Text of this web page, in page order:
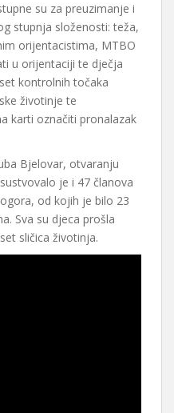
su za preuzimanje i
stupnja složenosti: teža,
orijentacistima, MTBO
u orijentaciji te dječja
kontrolnih točaka
životinje te
karti označiti pronalazak
Bjelovar, otvaranju
je i 47 članova
od kojih je bilo 23
Sva su djeca prošla
sličica životinja.